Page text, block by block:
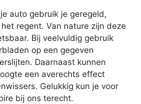
auto gebruik je geregeld,
regent. Van nature zijn deze
Bij veelvuldig gebruik
op een gegeven
Daarnaast kunnen
een averechts effect
Gelukkig kun je voor
bij ons terecht.